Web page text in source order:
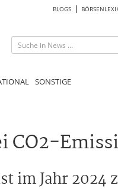
BLOGS
SONSTIGE
CO2-
im Jahr 2024